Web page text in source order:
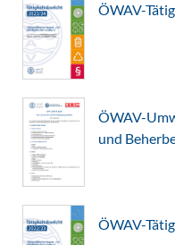
ÖWAV-
ÖWAV-
und
ÖWAV-